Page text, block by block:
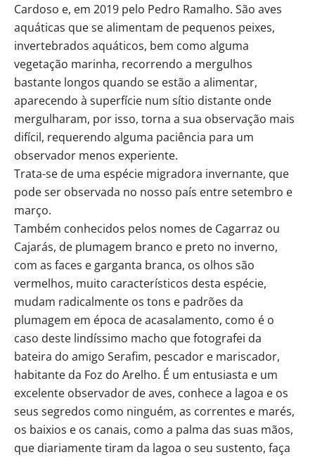
Cardoso e, em 2019 pelo Pedro Ramalho. São aves
aquáticas que se alimentam de pequenos peixes,
invertebrados aquáticos, bem como alguma
vegetação marinha, recorrendo a mergulhos
bastante longos quando se estão a alimentar,
aparecendo à superfície num sítio distante onde
mergulharam, por isso, torna a sua observação mais
difícil, requerendo alguma paciência para um
observador menos experiente.
Trata-se de uma espécie migradora invernante, que
pode ser observada no nosso país entre setembro e
março.
Também conhecidos pelos nomes de Cagarraz ou
Cajarás, de plumagem branco e preto no inverno,
com as faces e garganta branca, os olhos são
vermelhos, muito característicos desta espécie,
mudam radicalmente os tons e padrões da
plumagem em época de acasalamento, como é o
caso deste lindíssimo macho que fotografei da
bateira do amigo Serafim, pescador e mariscador,
habitante da Foz do Arelho. É um entusiasta e um
excelente observador de aves, conhece a lagoa e os
seus segredos como ninguém, as correntes e marés,
os baixios e os canais, como a palma das suas mãos,
que diariamente tiram da lagoa o seu sustento, faça